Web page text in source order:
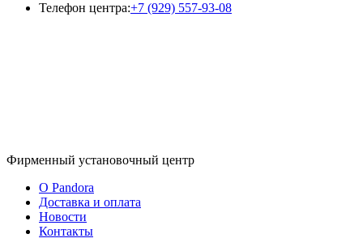
Телефон центра:+7 (929) 557-93-08
Фирменный установочный центр
O Pandora
Доставка и оплата
Новости
Контакты